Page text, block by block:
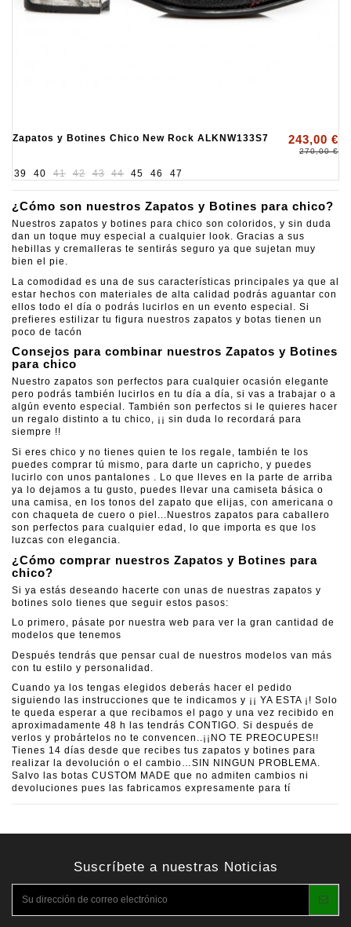
Zapatos y Botines Chico New Rock ALKNW133S7 243,00 €
270,00 €
39 40 41 42 43 44 45 46 47
¿Cómo son nuestros Zapatos y Botines para chico?
Nuestros zapatos y botines para chico son coloridos, y sin duda
dan un toque muy especial a cualquier look. Gracias a sus
hebillas y cremalleras te sentirás seguro ya que sujetan muy
bien el pie.
La comodidad es una de sus características principales ya que al
estar hechos con materiales de alta calidad podrás aguantar con
ellos todo el día o podrás lucirlos en un evento especial. Si
prefieres estilizar tu figura nuestros zapatos y botas tienen un
poco de tacón
Consejos para combinar nuestros Zapatos y Botines
para chico
Nuestro zapatos son perfectos para cualquier ocasión elegante
pero podrás también lucirlos en tu día a día, si vas a trabajar o a
algún evento especial. También son perfectos si le quieres hacer
un regalo distinto a tu chico, ¡¡ sin duda lo recordará para
siempre !!
Si eres chico y no tienes quien te los regale, también te los
puedes comprar tú mismo, para darte un capricho, y puedes
lucirlo con unos pantalones . Lo que lleves en la parte de arriba
ya lo dejamos a tu gusto, puedes llevar una camiseta básica o
una camisa, en los tonos del zapato que elijas, con americana o
con chaqueta de cuero o piel...Nuestros zapatos para caballero
son perfectos para cualquier edad, lo que importa es que los
luzcas con elegancia.
¿Cómo comprar nuestros Zapatos y Botines para
chico?
Si ya estás deseando hacerte con unas de nuestras zapatos y
botines solo tienes que seguir estos pasos:
Lo primero, pásate por nuestra web para ver la gran cantidad de
modelos que tenemos
Después tendrás que pensar cual de nuestros modelos van más
con tu estilo y personalidad.
Cuando ya los tengas elegidos deberás hacer el pedido
siguiendo las instrucciones que te indicamos y ¡¡ YA ESTA ¡! Solo
te queda esperar a que recibamos el pago y una vez recibido en
aproximadamente 48 h las tendrás CONTIGO. Si después de
verlos y probártelos no te convencen..¡¡NO TE PREOCUPES!!
Tienes 14 días desde que recibes tus zapatos y botines para
realizar la devolución o el cambio…SIN NINGUN PROBLEMA.
Salvo las botas CUSTOM MADE que no admiten cambios ni
devoluciones pues las fabricamos expresamente para tí
Suscríbete a nuestras Noticias